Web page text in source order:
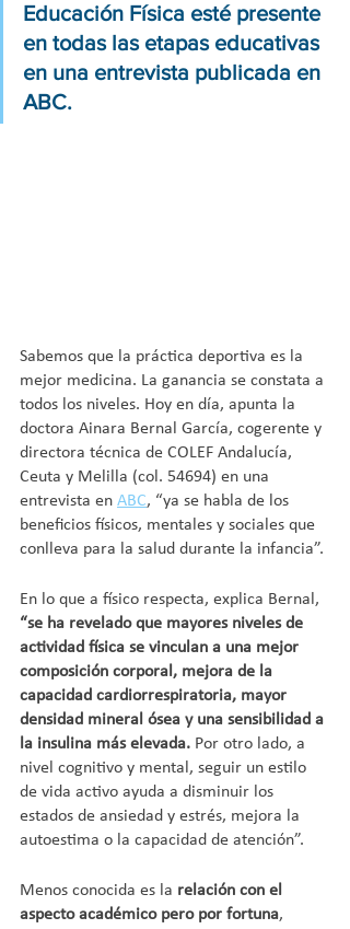
Educación Física esté presente
en todas las etapas educativas
en una entrevista publicada en
ABC.
Sabemos que la práctica deportiva es la
mejor medicina. La ganancia se constata a
todos los niveles. Hoy en día, apunta la
doctora Ainara Bernal García, cogerente y
directora técnica de COLEF Andalucía,
Ceuta y Melilla (col. 54694) en una
entrevista en ABC, “ya se habla de los
beneficios físicos, mentales y sociales que
conlleva para la salud durante la infancia”.
En lo que a físico respecta, explica Bernal,
“se ha revelado que mayores niveles de
actividad física se vinculan a una mejor
composición corporal, mejora de la
capacidad cardiorrespiratoria, mayor
densidad mineral ósea y una sensibilidad a
la insulina más elevada. Por otro lado, a
nivel cognitivo y mental, seguir un estilo
de vida activo ayuda a disminuir los
estados de ansiedad y estrés, mejora la
autoestima o la capacidad de atención”.
Menos conocida es la relación con el
aspecto académico pero por fortuna,